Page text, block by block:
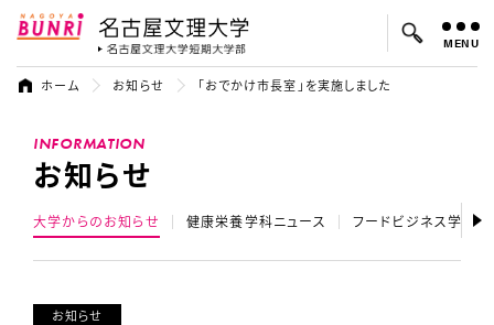
名古屋文理大学 名古屋文理大
よく検索されているキーワード：
MENU
ホーム お知らせ 「おでかけ市長室」を実施しました
INFORMATION
お知らせ
大学からのお知らせ 健康栄養学科ニュース フードビジネス学科ニ
お知らせ